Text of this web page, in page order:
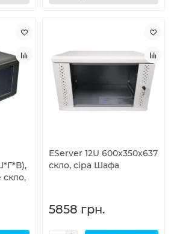
EServer 12U 600х350х637
скло, сіра Шафа
5858 грн.